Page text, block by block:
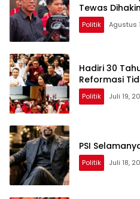
Tewas
Politik Agustus
Hadiri 30
Reformasi
Politik Juli 19,
PSI
Politik Juli 18,